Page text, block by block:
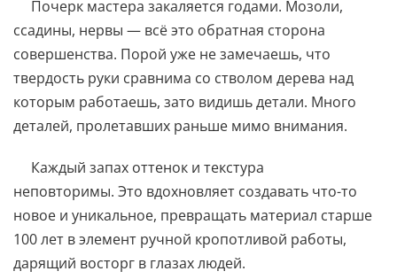
Почерк мастера закаляется годами. Мозоли,
ссадины, нервы — всё это обратная сторона
совершенства. Порой уже не замечаешь, что
твердость руки сравнима со стволом дерева над
которым работаешь, зато видишь детали. Много
деталей, пролетавших раньше мимо внимания.
Каждый запах оттенок и текстура
неповторимы. Это вдохновляет создавать что-то
новое и уникальное, превращать материал старше
100 лет в элемент ручной кропотливой работы,
дарящий восторг в глазах людей.